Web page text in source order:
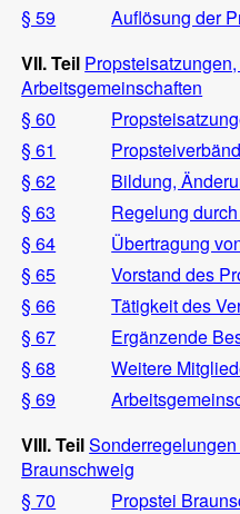
§ 59
Auflösung der
VII. Teil
Arbeitsgemeinschaften
§ 60
§ 61
§ 62
Bildung,
§ 63
Regelung
§ 64
Übertragung
§ 65
Vorstand des
§ 66
Tätigkeit des
§ 67
Ergänzende
§ 68
Weitere
§ 69
VIII. Teil
Braunschweig
§ 70
Propstei